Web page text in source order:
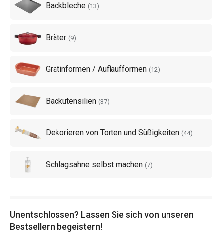
Backbleche (13)
Bräter (9)
Gratinformen / Auflaufformen (12)
Backutensilien (37)
Dekorieren von Torten und Süßigkeiten (44)
Schlagsahne selbst machen (7)
Unentschlossen? Lassen Sie sich von unseren
Bestsellern begeistern!